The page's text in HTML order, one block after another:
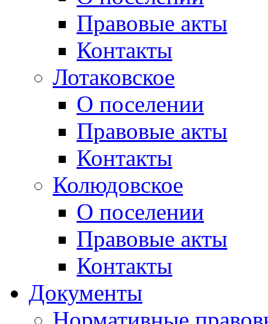
Правовые акты
Контакты
Лотаковское
О поселении
Правовые акты
Контакты
Колюдовское
О поселении
Правовые акты
Контакты
Документы